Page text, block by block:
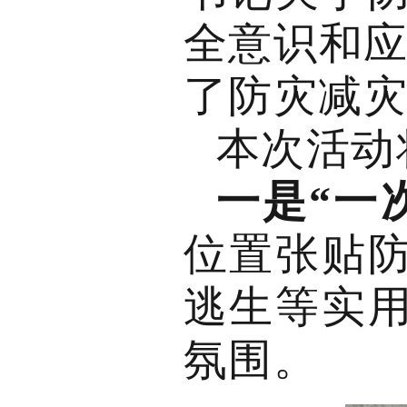
全意识和
了防灾减
本次活动
一是“一
位置张贴
逃生等实
氛围。